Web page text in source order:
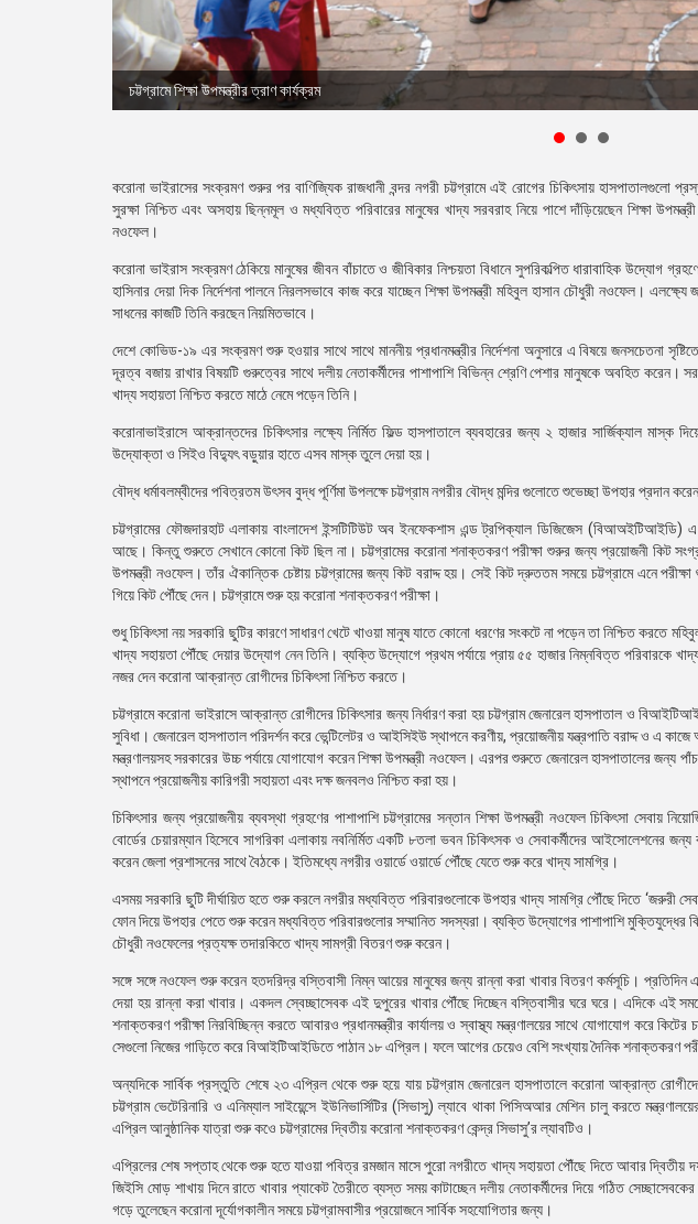
চট্টগ্রামে শিক্ষা উপমন্ত্রীর ত্রাণ কার্যক্রম
করোনা ভাইরাসের সংক্রমণ শুরুর পর বাণিজ্যিক রাজধানী বন্দর নগরী চট্টগ্রামে এই রোগের চিকিৎসায় হাসপাতালগুলো
সুরক্ষা নিশ্চিত এবং অসহায় ছিন্নমূল ও মধ্যবিত্ত পরিবারের মানুষের খাদ্য সরবরাহ নিয়ে পাশে দাঁড়িয়েছেন শিক্ষা
নওফেল।
করোনা ভাইরাস সংক্রমণ ঠেকিয়ে মানুষের জীবন বাঁচাতে ও জীবিকার নিশ্চয়তা বিধানে সুপরিকল্পিত ধারাবাহিক উদ্যোগ
হাসিনার দেয়া দিক নির্দেশনা পালনে নিরলসভাবে কাজ করে যাচ্ছেন শিক্ষা উপমন্ত্রী মহিবুল হাসান চৌধুরী নওফেল।
সাধনের কাজটি তিনি করছেন নিয়মিতভাবে।
দেশে কোভিড-১৯ এর সংক্রমণ শুরু হওয়ার সাথে সাথে মাননীয় প্রধানমন্ত্রীর নির্দেশনা অনুসারে এ বিষয়ে জনসচেতনা
দূরত্ব বজায় রাখার বিষয়টি গুরুত্বের সাথে দলীয় নেতাকর্মীদের পাশাপাশি বিভিন্ন শ্রেণি পেশার মানুষকে অবহিত
খাদ্য সহায়তা নিশ্চিত করতে মাঠে নেমে পড়েন তিনি।
করোনাভাইরাসে আক্রান্তদের চিকিৎসার লক্ষ্যে নির্মিত ফিল্ড হাসপাতালে ব্যবহারের জন্য ২ হাজার সার্জিক্যাল মাস্ক
উদ্যোক্তা ও সিইও বিদ্যুৎ বড়ুয়ার হাতে এসব মাস্ক তুলে দেয়া হয়।
বৌদ্ধ ধর্মাবলম্বীদের পবিত্রতম উৎসব বুদ্ধ পূর্ণিমা উপলক্ষে চট্টগ্রাম নগরীর বৌদ্ধ মন্দির গুলোতে শুভেচ্ছা উপহার প্রদান
চট্টগ্রামের ফৌজদারহাট এলাকায় বাংলাদেশ ইন্সটিটিউট অব ইনফেকশাস এন্ড ট্রপিক্যাল ডিজিজেস
আছে। কিন্তু শুরুতে সেখানে কোনো কিট ছিল না। চট্টগ্রামের করোনা শনাক্তকরণ পরীক্ষা শুরুর জন্য প্রয়োজনী কিট
উপমন্ত্রী নওফেল। তাঁর ঐকান্তিক চেষ্টায় চট্টগ্রামের জন্য কিট বরাদ্দ হয়। সেই কিট দ্রুততম সময়ে চট্টগ্রামে এনে
গিয়ে কিট পৌঁছে দেন। চট্টগ্রামে শুরু হয় করোনা শনাক্তকরণ পরীক্ষা।
শুধু চিকিৎসা নয় সরকারি ছুটির কারণে সাধারণ খেটে খাওয়া মানুষ যাতে কোনো ধরণের সংকটে না পড়েন তা নিশ্চিত করতে
খাদ্য সহায়তা পৌঁছে দেয়ার উদ্যোগ নেন তিনি। ব্যক্তি উদ্যোগে প্রথম পর্যায়ে প্রায় ৫৫ হাজার নিম্নবিত্ত পরিবারকে
নজর দেন করোনা আক্রান্ত রোগীদের চিকিৎসা নিশ্চিত করতে।
চট্টগ্রামে করোনা ভাইরাসে আক্রান্ত রোগীদের চিকিৎসার জন্য নির্ধারণ করা হয় চট্টগ্রাম জেনারেল হাসপাতাল ও
সুবিধা। জেনারেল হাসপাতাল পরিদর্শন করে ভেন্টিলেটর ও আইসিইউ স্থাপনে করণীয়, প্রয়োজনীয় যন্ত্রপাতি বরাদ্দ ও এ কাজে
মন্ত্রণালয়সহ সরকারের উচ্চ পর্যায়ে যোগাযোগ করেন শিক্ষা উপমন্ত্রী নওফেল। এরপর শুরুতে জেনারেল হাসপাতালের জন্য
স্থাপনে প্রয়োজনীয় কারিগরী সহায়তা এবং দক্ষ জনবলও নিশ্চিত করা হয়।
চিকিৎসার জন্য প্রয়োজনীয় ব্যবস্থা গ্রহণের পাশাপাশি চট্টগ্রামের সন্তান শিক্ষা উপমন্ত্রী নওফেল চিকিৎসা সেবায়
বোর্ডের চেয়ারম্যান হিসেবে সাগরিকা এলাকায় নবনির্মিত একটি ৮তলা ভবন চিকিৎসক ও সেবাকর্মীদের আইসোলেশনের
করেন জেলা প্রশাসনের সাথে বৈঠকে। ইতিমধ্যে নগরীর ওয়ার্ডে ওয়ার্ডে পৌঁছে যেতে শুরু করে খাদ্য সামগ্রি।
এসময় সরকারি ছুটি দীর্ঘায়িত হতে শুরু করলে নগরীর মধ্যবিত্ত পরিবারগুলোকে উপহার খাদ্য সামগ্রি পৌঁছে দিতে ‘জরুরী
ফোন দিয়ে উপহার পেতে শুরু করেন মধ্যবিত্ত পরিবারগুলোর সম্মানিত সদস্যরা। ব্যক্তি উদ্যোগের পাশাপাশি মুক্তিযুদ্ধের
চৌধুরী নওফেলের প্রত্যক্ষ তদারকিতে খাদ্য সামগ্রী বিতরণ শুরু করেন।
সঙ্গে সঙ্গে নওফেল শুরু করেন হতদরিদ্র বস্তিবাসী নিম্ন আয়ের মানুষের জন্য রান্না করা খাবার বিতরণ কর্মসূচি।
দেয়া হয় রান্না করা খাবার। একদল স্বেচ্ছাসেবক এই দুপুরের খাবার পৌঁছে দিচ্ছেন বস্তিবাসীর ঘরে ঘরে। এদিকে এই
শনাক্তকরণ পরীক্ষা নিরবিচ্ছিন্ন করতে আবারও প্রধানমন্ত্রীর কার্যালয় ও স্বাস্থ্য মন্ত্রণালয়ের সাথে যোগাযোগ করে
সেগুলো নিজের গাড়িতে করে বিআইটিআইডিতে পাঠান ১৮ এপ্রিল। ফলে আগের চেয়েও বেশি সংখ্যায় দৈনিক শনাক্তকরণ
অন্যদিকে সার্বিক প্রস্তুতি শেষে ২৩ এপ্রিল থেকে শুরু হয়ে যায় চট্টগ্রাম জেনারেল হাসপাতালে করোনা আক্রান্ত
চট্টগ্রাম ভেটেরিনারি ও এনিম্যাল সাইয়েন্সে ইউনিভার্সিটির (সিভাসু) ল্যাবে থাকা পিসিঅআর মেশিন চালু করতে
এপ্রিল আনুষ্ঠানিক যাত্রা শুরু কওে চট্টগ্রামের দ্বিতীয় করোনা শনাক্তকরণ কেন্দ্র সিভাসু’র ল্যাবটিও।
এপ্রিলের শেষ সপ্তাহ থেকে শুরু হতে যাওয়া পবিত্র রমজান মাসে পুরো নগরীতে খাদ্য সহায়তা পৌঁছে দিতে আবার দ্বিতীয়
জিইসি মোড় শাখায় দিনে রাতে খাবার প্যাকেট তৈরীতে ব্যস্ত সময় কাটাচ্ছেন দলীয় নেতাকর্মীদের দিয়ে গঠিত
গড়ে তুলেছেন করোনা দূর্যোগকালীন সময়ে চট্টগ্রামবাসীর প্রয়োজনে সার্বিক সহযোগিতার জন্য।